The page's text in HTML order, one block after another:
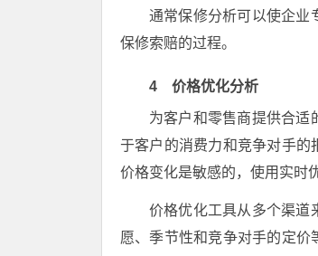
通常保修分析可以使企业
保修索赔的过程。
4 价格优化分析
为客户和零售商提供合适
于客户的消费力和竞争对手
价格变化是敏感的，使用实时
价格优化工具从多个渠道
愿、季节性和竞争对手的定